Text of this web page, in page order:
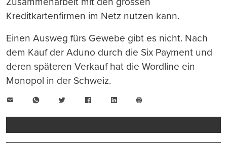
Kreditkartenfirmen im Netz nutzen kann.
Einen Ausweg fürs Gewebe gibt es nicht. Nach
dem Kauf der Aduno durch die Six Payment und
deren späteren Verkauf hat die Wordline ein
Monopol in der Schweiz.
WhatsAppTwitter FacebookLinkedIn
drucken